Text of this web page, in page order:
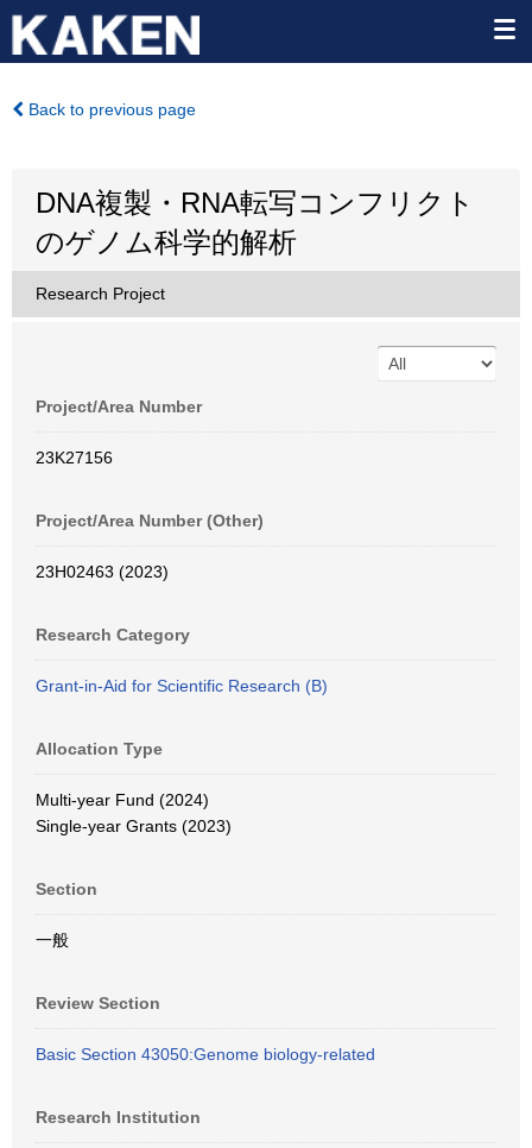
Back to previous page
DNA複製・RNA転写コンフリクト
のゲノム科学的解析
Research Project
Project/Area Number
23K27156
Project/Area Number (Other)
23H02463 (2023)
Research Category
Grant-in-Aid for Scientific Research (B)
Allocation Type
Multi-year Fund (2024)
Single-year Grants (2023)
Section
一般
Review Section
Basic Section 43050:Genome biology-related
Research Institution